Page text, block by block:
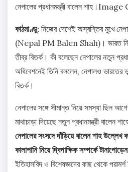
নেপালের প্রধানমন্ত্রী বালেন শাহ। Image
কাঠমাণ্ডু: নিজের দেশেই অস্বস্তির মুখে
(Nepal PM Balen Shah)। ভারত
তীব্র বিতর্ক। কী বলেছেন নেপালের নতুন
অধিবেশনেই তিনি বললেন, নেপালও
বিতর্ক।
নেপালের সঙ্গে সীমান্ত নিয়ে সমস্যা ছিল
মাথাচাড়া দিয়েছে নতুন প্রধানমন্ত্রী বালেন
নেপালের সংসদে দাঁড়িয়ে বালেন শাহ উল্লেখ
কালাপানি নিয়ে দ্বিপাক্ষিক সম্পর্কে
ইতিহাসবিদ ও বিশেষজ্ঞদের কাছ থেকে